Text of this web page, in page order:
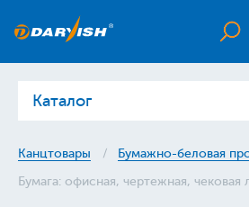
Каталог
Канцтовары Бумажно-беловая
Бумага: офисная, чертежная, чековая